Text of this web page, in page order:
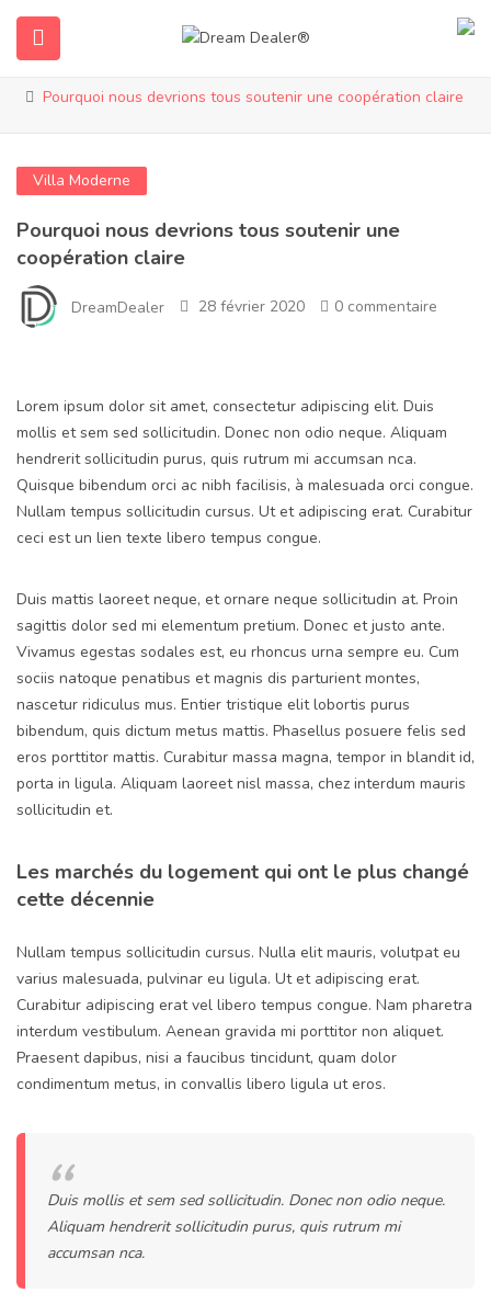
(Français)
Blog
Pourquoi nous devrions tous soutenir une coopération claire
Villa Moderne
Pourquoi nous devrions tous soutenir une
coopération claire
DreamDealer 28 février 2020 0 commentaire
Lorem ipsum dolor sit amet, consectetur adipiscing elit. Duis
mollis et sem sed sollicitudin. Donec non odio neque. Aliquam
hendrerit sollicitudin purus, quis rutrum mi accumsan nca.
Quisque bibendum orci ac nibh facilisis, à malesuada orci congue.
Nullam tempus sollicitudin cursus. Ut et adipiscing erat. Curabitur
ceci est un lien texte libero tempus congue.
Duis mattis laoreet neque, et ornare neque sollicitudin at. Proin
sagittis dolor sed mi elementum pretium. Donec et justo ante.
Vivamus egestas sodales est, eu rhoncus urna sempre eu. Cum
sociis natoque penatibus et magnis dis parturient montes,
nascetur ridiculus mus. Entier tristique elit lobortis purus
bibendum, quis dictum metus mattis. Phasellus posuere felis sed
eros porttitor mattis. Curabitur massa magna, tempor in blandit id,
porta in ligula. Aliquam laoreet nisl massa, chez interdum mauris
sollicitudin et.
Les marchés du logement qui ont le plus changé
cette décennie
Nullam tempus sollicitudin cursus. Nulla elit mauris, volutpat eu
varius malesuada, pulvinar eu ligula. Ut et adipiscing erat.
Curabitur adipiscing erat vel libero tempus congue. Nam pharetra
interdum vestibulum. Aenean gravida mi porttitor non aliquet.
Praesent dapibus, nisi a faucibus tincidunt, quam dolor
condimentum metus, in convallis libero ligula ut eros.
Duis mollis et sem sed sollicitudin. Donec non odio neque.
Aliquam hendrerit sollicitudin purus, quis rutrum mi
accumsan nca.